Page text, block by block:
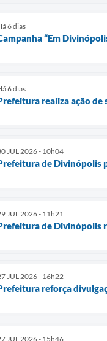
6 dias
“Em
6 dias
realiza ação de
JUL 2026 - 10h04
de Divinópolis
JUL 2026 - 11h21
de Divinópolis
JUL 2026 - 16h22
reforça
JUL 2026 - 15h46